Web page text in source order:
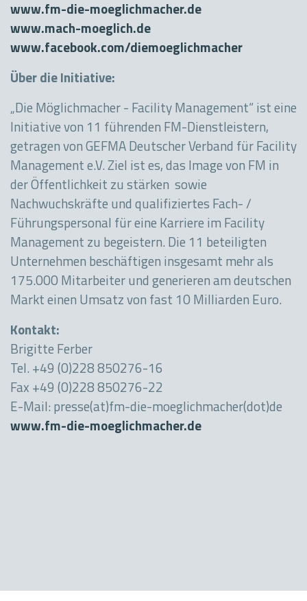
www.fm-die-moeglichmacher.de
www.mach-moeglich.de
www.facebook.com/diemoeglichmacher
Über die Initiative:
„Die Möglichmacher - Facility Management“ ist eine
Initiative von 11 führenden FM-Dienstleistern,
getragen von GEFMA Deutscher Verband für Facility
Management e.V. Ziel ist es, das Image von FM in
der Öffentlichkeit zu stärken sowie
Nachwuchskräfte und qualifiziertes Fach- /
Führungspersonal für eine Karriere im Facility
Management zu begeistern. Die 11 beteiligten
Unternehmen beschäftigen insgesamt mehr als
175.000 Mitarbeiter und generieren am deutschen
Markt einen Umsatz von fast 10 Milliarden Euro.
Kontakt:
Brigitte Ferber
Tel. +49 (0)228 850276-16
Fax +49 (0)228 850276-22
E-Mail: presse(at)fm-die-moeglichmacher(dot)de
www.fm-die-moeglichmacher.de